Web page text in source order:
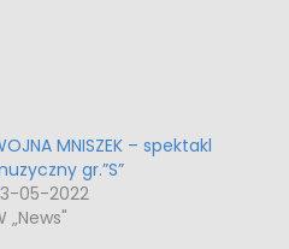
MNISZEK – spektakl
gr.”S”
05-2022
„News"